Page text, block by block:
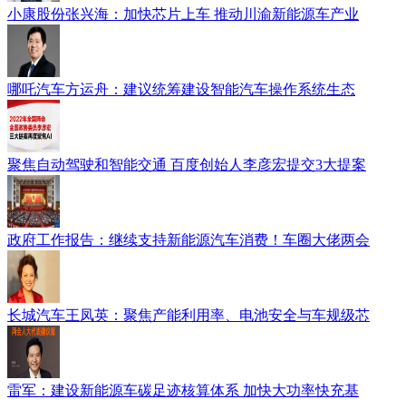
小康股份张兴海：加快芯片上车 推动川渝新能源车产业
哪吒汽车方运舟：建议统筹建设智能汽车操作系统生态
聚焦自动驾驶和智能交通 百度创始人李彦宏提交3大提案
政府工作报告：继续支持新能源汽车消费！车圈大佬两会
长城汽车王凤英：聚焦产能利用率、电池安全与车规级芯
雷军：建设新能源车碳足迹核算体系 加快大功率快充基